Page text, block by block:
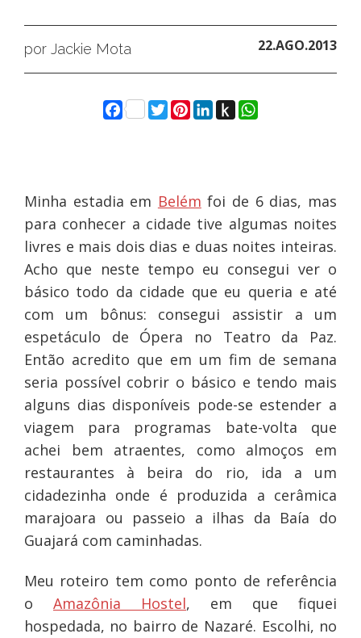
por Jackie Mota 22.AGO.2013
Facebook
Twitter
Pinterest
LinkedIn
Push
to
WhatsApp
Minha estadia em Belém foi de 6 dias, mas
para conhecer a cidade tive algumas noites
livres e mais dois dias e duas noites inteiras.
Acho que neste tempo eu consegui ver o
básico todo da cidade que eu queria e até
com um bônus: consegui assistir a um
espetáculo de Ópera no Teatro da Paz.
Então acredito que em um fim de semana
seria possível cobrir o básico e tendo mais
alguns dias disponíveis pode-se estender a
viagem para programas bate-volta que
achei bem atraentes, como almoços em
restaurantes à beira do rio, ida a um
cidadezinha onde é produzida a cerâmica
marajoara ou passeio a ilhas da Baía do
Guajará com caminhadas.
Meu roteiro tem como ponto de referência
o Amazônia Hostel, em que fiquei
hospedada, no bairro de Nazaré. Escolhi, no